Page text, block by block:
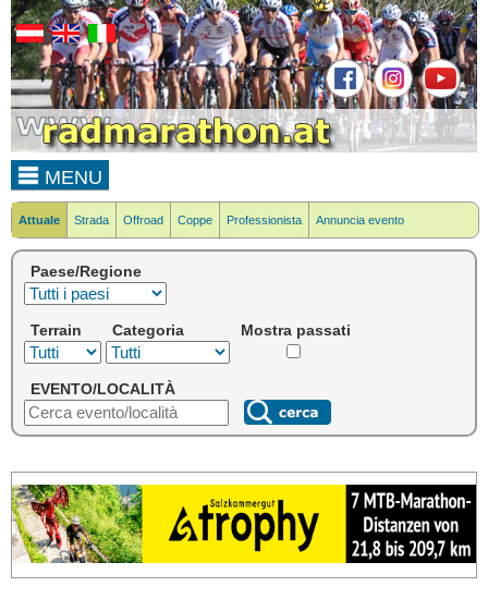
MENU
Attuale Strada Offroad Coppe Professionista Annuncia evento
Paese/Regione
Terrain Categoria Mostra passati
EVENTO/LOCALITÀ